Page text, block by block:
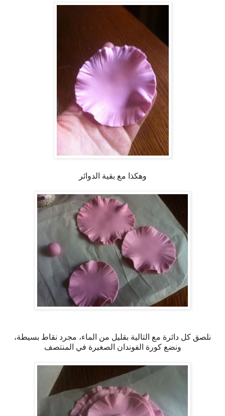
وهكذا مع بقية الدوائر
نلصق كل دائرة مع التالية بقليل من الماء، مجرد نقاط بسيطة،
ونضع كورة الفوندان الصغيرة في المنتصف